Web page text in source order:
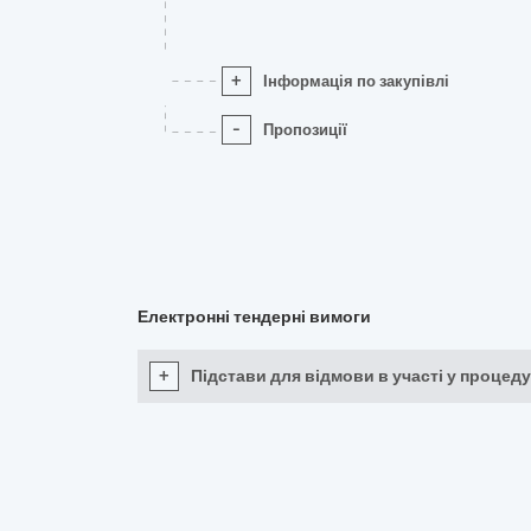
+ Інформація по закупівлі
- Пропозиції
Електронні тендерні вимоги
+ Підстави для відмови в участі у